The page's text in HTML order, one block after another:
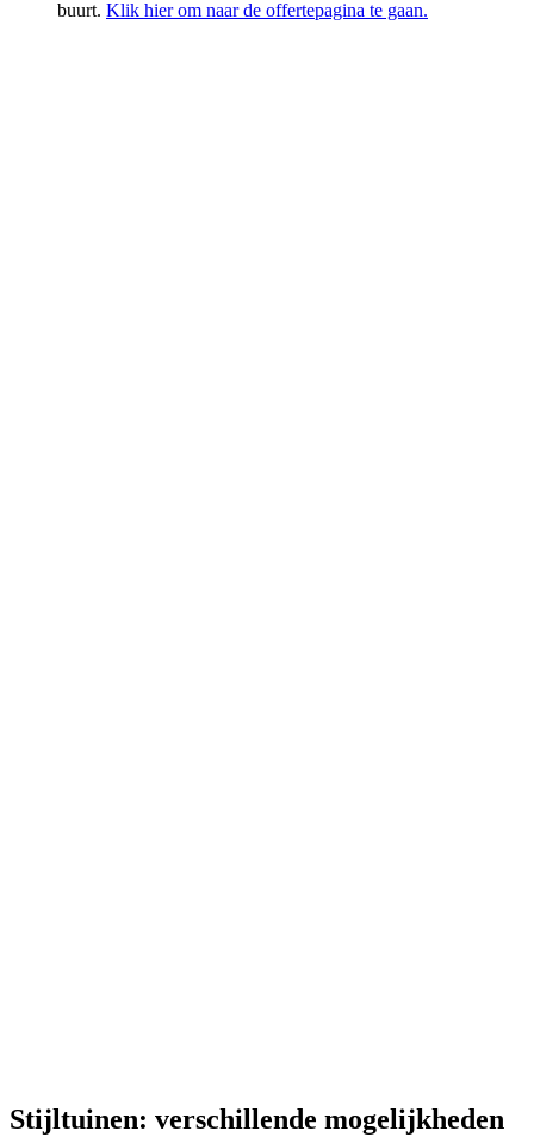
buurt. Klik hier om naar de offertepagina te gaan.
Stijltuinen: verschillende mogelijkheden